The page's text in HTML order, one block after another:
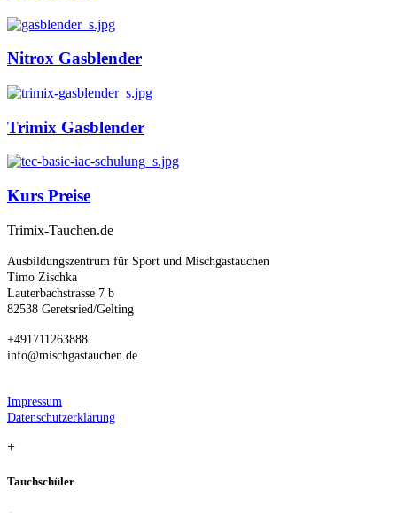
Nitrox Gasblender
Trimix Gasblender
Kurs Preise
Trimix-Tauchen.de
Ausbildungszentrum für Sport und Mischgastauchen
Timo Zischka
Lauterbachstrasse 7 b
82538 Geretsried/Gelting
+491711263888
info@mischgastauchen.de
Impressum
Datenschutzerklärung
+
Tauchschüler